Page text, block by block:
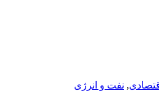
, نفت و انرژی